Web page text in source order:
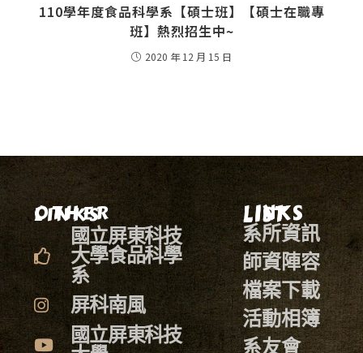
110學年度食品科學系【碩士班】【碩士在職專
班】熱烈招生中~
2020 年 12 月 15 日
LINKS LIST
系所資訊
師資陣容
檔案下載
活動相簿
系友會
OTHER LINKS
國立屏東科技
大學食品科學
系
屏科南風
國立屏東科技